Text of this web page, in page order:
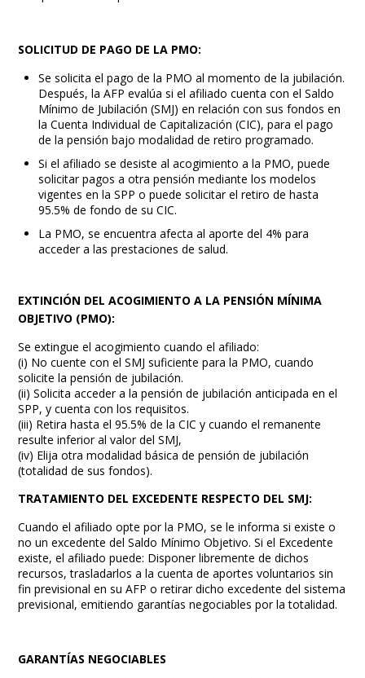
SOLICITUD DE PAGO DE LA PMO:
Se solicita el pago de la PMO al momento de la jubilación.
Después, la AFP evalúa si el afiliado cuenta con el Saldo
Mínimo de Jubilación (SMJ) en relación con sus fondos en
la Cuenta Individual de Capitalización (CIC), para el pago
de la pensión bajo modalidad de retiro programado.
Si el afiliado se desiste al acogimiento a la PMO, puede
solicitar pagos a otra pensión mediante los modelos
vigentes en la SPP o puede solicitar el retiro de hasta
95.5% de fondo de su CIC.
La PMO, se encuentra afecta al aporte del 4% para
acceder a las prestaciones de salud.
EXTINCIÓN DEL ACOGIMIENTO A LA PENSIÓN MÍNIMA
OBJETIVO (PMO):
Se extingue el acogimiento cuando el afiliado:
(i) No cuente con el SMJ suficiente para la PMO, cuando
solicite la pensión de jubilación.
(ii) Solicita acceder a la pensión de jubilación anticipada en el
SPP, y cuenta con los requisitos.
(iii) Retira hasta el 95.5% de la CIC y cuando el remanente
resulte inferior al valor del SMJ,
(iv) Elija otra modalidad básica de pensión de jubilación
(totalidad de sus fondos).
TRATAMIENTO DEL EXCEDENTE RESPECTO DEL SMJ:
Cuando el afiliado opte por la PMO, se le informa si existe o
no un excedente del Saldo Mínimo Objetivo. Si el Excedente
existe, el afiliado puede: Disponer libremente de dichos
recursos, trasladarlos a la cuenta de aportes voluntarios sin
fin previsional en su AFP o retirar dicho excedente del sistema
previsional, emitiendo garantías negociables por la totalidad.
GARANTÍAS NEGOCIABLES